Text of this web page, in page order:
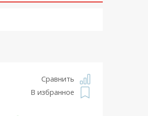
Сравнить
В избранное